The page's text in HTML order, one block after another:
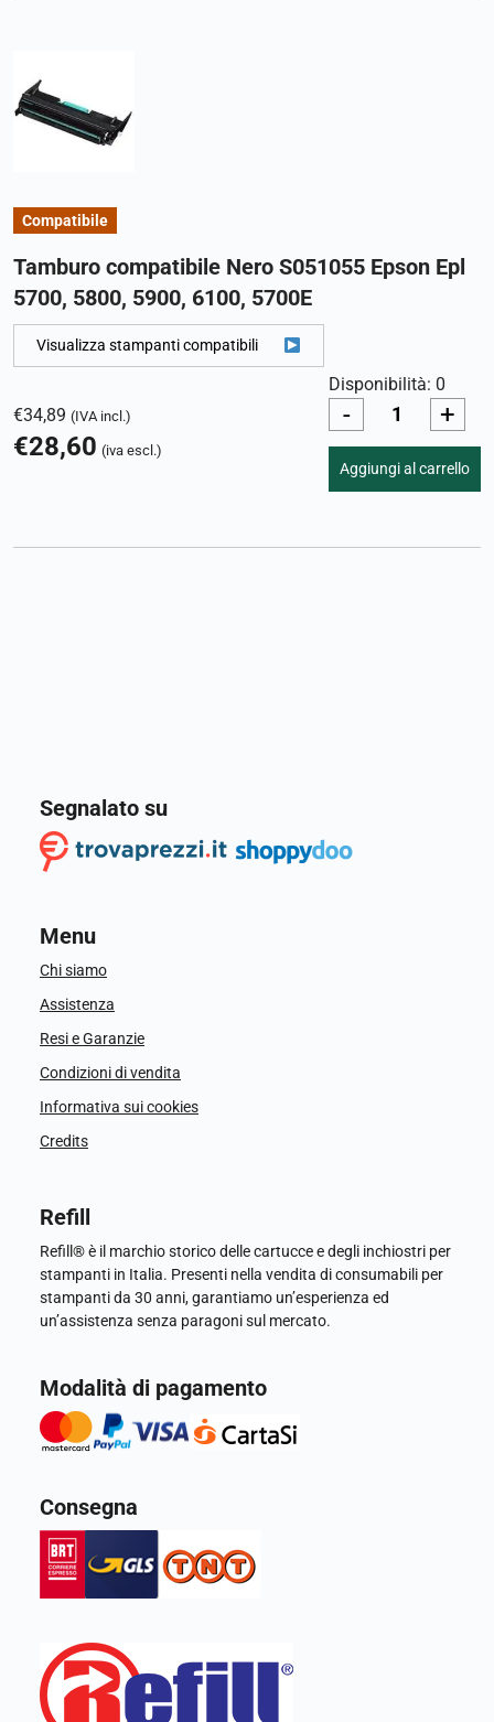
Compatibile
Tamburo compatibile Nero S051055 Epson Epl
5700, 5800, 5900, 6100, 5700E
Visualizza stampanti compatibili
€34,89 (IVA incl.)
€28,60 (iva escl.)
Disponibilità: 0
- +
Aggiungi al carrello
Segnalato su
Menu
Chi siamo
Assistenza
Resi e Garanzie
Condizioni di vendita
Informativa sui cookies
Credits
Refill
Refill® è il marchio storico delle cartucce e degli inchiostri per
stampanti in Italia. Presenti nella vendita di consumabili per
stampanti da 30 anni, garantiamo un’esperienza ed
un’assistenza senza paragoni sul mercato.
Modalità di pagamento
Consegna